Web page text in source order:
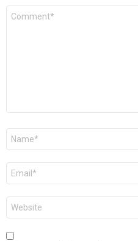
Comentário
Nome
E-
mail
*
Site